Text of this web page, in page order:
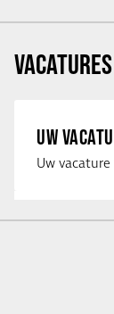
VACATURES
UW